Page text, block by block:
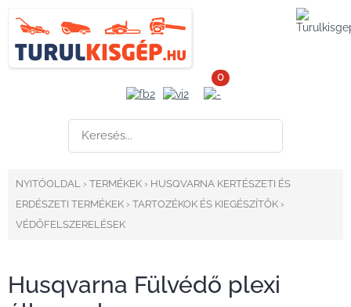
0
NYITÓOLDAL › TERMÉKEK › HUSQVARNA KERTÉSZETI ÉS
ERDÉSZETI TERMÉKEK › TARTOZÉKOK ÉS KIEGÉSZÍTŐK ›
VÉDŐFELSZERELÉSEK
Husqvarna Fülvédő plexi